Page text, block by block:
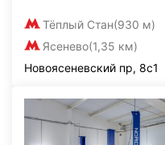
Тёплый Стан(930 м)
Ясенево(1,35 км)
Новоясеневский пр, 8с1